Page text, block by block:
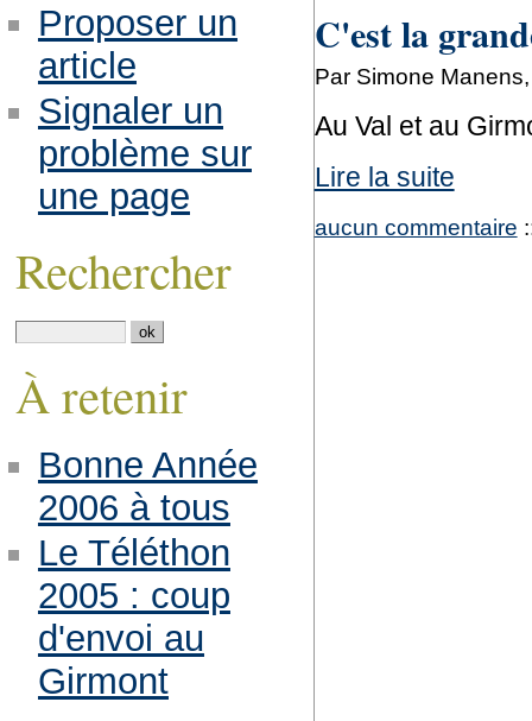
C'est la
Par Simone
Au Val et au
Lire la suite
aucun commentaire
Proposer un
article
Signaler un
problème sur
une page
Rechercher
À retenir
Bonne Année
2006 à tous
Le Téléthon
2005 : coup
d'envoi au
Girmont